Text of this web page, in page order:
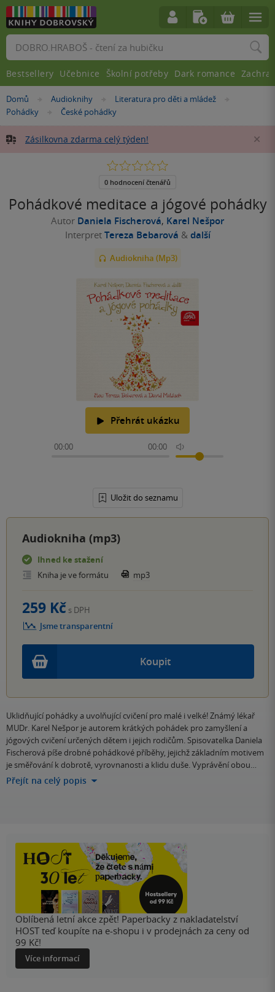
Nacházíte
se
Domů »Audioknihy »Literatura pro děti a mládež
Pohádky »
České pohádky
Zásilkovna zdarma celý týden!
Pohádkové meditace a jógové pohádky
Autor Daniela Fischerová, Karel Nešpor
Interpret Tereza Bebarová & další
Audiokniha (Mp3)
Přehrát ukázku
00:00 00:00
Uložit do seznamu
0.0
5
0 hodnocení čtenářů
Audiokniha (mp3)
Ihned ke stažení
Kniha je ve formátu
mp3
Koupit
259 Kč s DPH
Jsme transparentní
Uklidňující pohádky a uvolňující cvičení pro malé i velké! Známý lékař
MUDr. Karel Nešpor je autorem krátkých pohádek pro zamyšlení a
jógových cvičení určených dětem i jejich rodičům. Spisovatelka Daniela
Fischerová píše drobné pohádkové příběhy, jejichž základním motivem
je směřování k dobrotě, vyrovnanosti a klidu duše. Vyprávění obou…
Přejít na celý popis
Oblíbená letní akce zpět! Paperbacky z nakladatelství
HOST teď koupíte na e-shopu i v prodejnách za ceny od
99 Kč!
Více informací
Vyhledávání
Bestsellery Učebnice Školní potřeby Dark romance